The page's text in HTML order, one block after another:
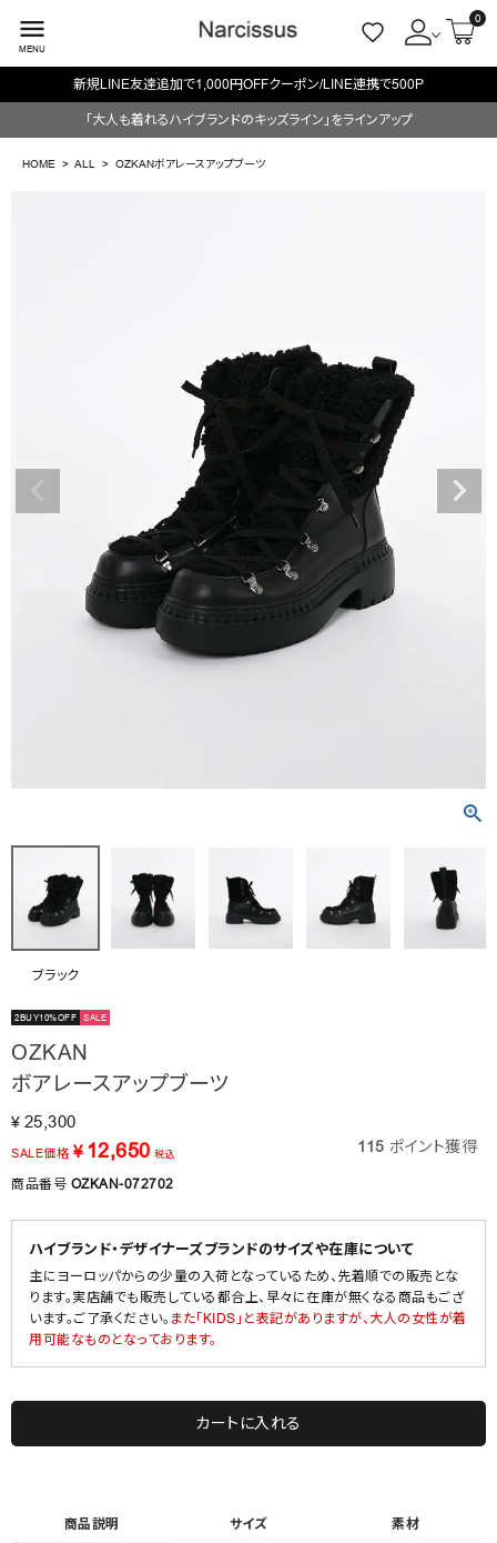
menu
MENU
0
ようこそ ゲスト 様
RE STOCK
COMING SOON
はじめてご利用の方へ
お問い合わせ
新規LINE友達追加で1,000円OFFクーポン/LINE連携で500P
「大人も着れるハイブランドのキッズライン」をラインアップ
HOME ALL OZKANボアレースアップブーツ
ブラック
2BUY10%OFF SALE
OZKAN
ボアレースアップブーツ
¥ 25,300
SALE価格 ¥ 12,650 税込 115 ポイント獲得
商品番号 OZKAN-072702
ハイブランド・デザイナーズブランドのサイズや在庫について
主にヨーロッパからの少量の入荷となっているため、先着順での販売とな
ります。実店舗でも販売している都合上、早々に在庫が無くなる商品もござ
います。ご了承ください。 また「KIDS」と表記がありますが、大人の女性が着
用可能なものとなっております。
カートに入れる
商品説明 サイズ 素材